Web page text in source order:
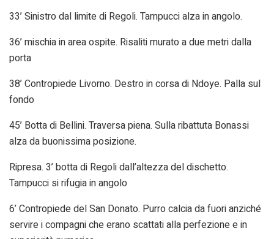
33’ Sinistro dal limite di Regoli. Tampucci alza in angolo.
36’ mischia in area ospite. Risaliti murato a due metri dalla
porta
38’ Contropiede Livorno. Destro in corsa di Ndoye. Palla sul
fondo
45’ Botta di Bellini. Traversa piena. Sulla ribattuta Bonassi
alza da buonissima posizione.
Ripresa. 3’ botta di Regoli dall’altezza del dischetto.
Tampucci si rifugia in angolo
6’ Contropiede del San Donato. Purro calcia da fuori anziché
servire i compagni che erano scattati alla perfezione e in